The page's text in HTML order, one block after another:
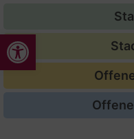
Werkzeugleiste öffnen